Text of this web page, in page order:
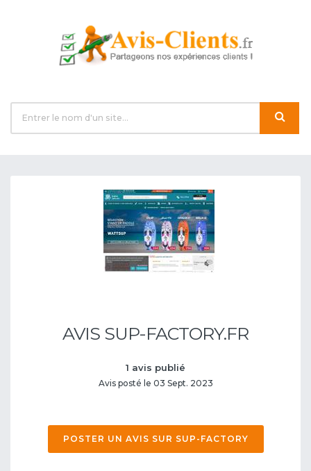
AVIS SUP-FACTORY.FR
1 avis publié
Avis posté le 03 Sept. 2023
POSTER UN AVIS SUR SUP-FACTORY